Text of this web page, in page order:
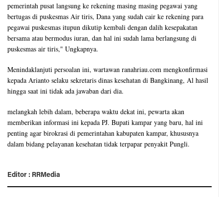
pemerintah pusat langsung ke rekening masing masing pegawai yang
bertugas di puskesmas Air tiris, Dana yang sudah cair ke rekening para
pegawai puskesmas itupun dikutip kembali dengan dalih kesepakatan
bersama atau bermodus iuran, dan hal ini sudah lama berlangsung di
puskesmas air tiris," Ungkapnya.
Menindaklanjuti persoalan ini, wartawan ranahriau.com mengkonfirmasi
kepada Arianto selaku sekretaris dinas kesehatan di Bangkinang, Al hasil
hingga saat ini tidak ada jawaban dari dia.
melangkah lebih dalam, beberapa waktu dekat ini, pewarta akan
memberikan informasi ini kepada PJ. Bupati kampar yang baru, hal ini
penting agar birokrasi di pemerintahan kabupaten kampar, khususnya
dalam bidang pelayanan kesehatan tidak terpapar penyakit Pungli.
Editor : RRMedia